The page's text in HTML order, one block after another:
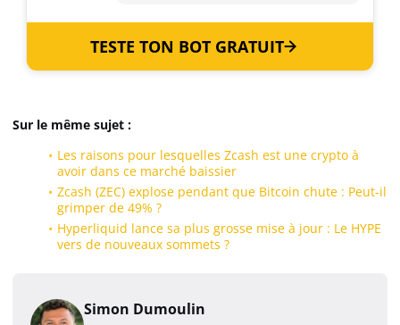
TESTE TON BOT GRATUIT
Sur le même sujet :
Les raisons pour lesquelles Zcash est une crypto à
avoir dans ce marché baissier
Zcash (ZEC) explose pendant que Bitcoin chute : Peut-il
grimper de 49% ?
Hyperliquid lance sa plus grosse mise à jour : Le HYPE
vers de nouveaux sommets ?
Simon Dumoulin